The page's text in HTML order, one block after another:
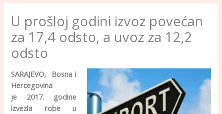
U prošloj godini izvoz povećan
za 17,4 odsto, a uvoz za 12,2
odsto
SARAJEVO, Bosna i
Hercegovina
je 2017. godine
izvezla robe u